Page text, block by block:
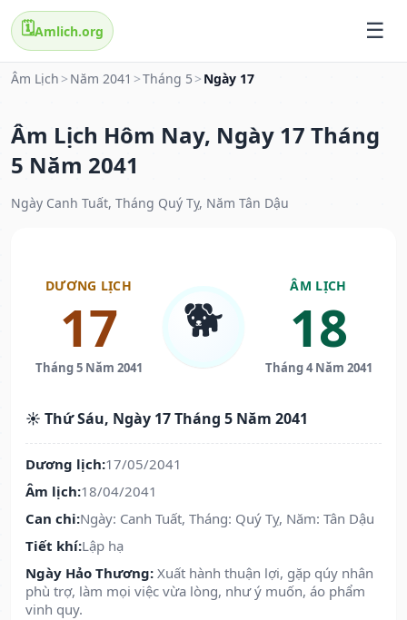
🗓️Amlich.org
Âm Lịch > Năm 2041 >Tháng 5 > Ngày 17
Âm Lịch Hôm Nay, Ngày 17 Tháng
5 Năm 2041
Ngày Canh Tuất, Tháng Quý Tỵ, Năm Tân Dậu
DƯƠNG LỊCH
17
Tháng 5 Năm 2041
🐕
ÂM LỊCH
18
Tháng 4 Năm 2041
☀️ Thứ Sáu, Ngày 17 Tháng 5 Năm 2041
Dương lịch:17/05/2041
Âm lịch:18/04/2041
Can chi:Ngày: Canh Tuất, Tháng: Quý Tỵ, Năm: Tân Dậu
Tiết khí:Lập hạ
Ngày Hảo Thương: Xuất hành thuận lợi, gặp qúy nhân
phù trợ, làm mọi việc vừa lòng, như ý muốn, áo phẩm
vinh quy.